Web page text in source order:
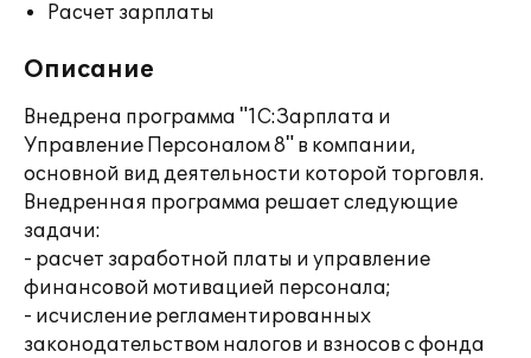
Расчет зарплаты
Описание
Внедрена программа "1С:Зарплата и
Управление Персоналом 8" в компании,
основной вид деятельности которой торговля.
Внедренная программа решает следующие
задачи:
- расчет заработной платы и управление
финансовой мотивацией персонала;
- исчисление регламентированных
законодательством налогов и взносов с фонда